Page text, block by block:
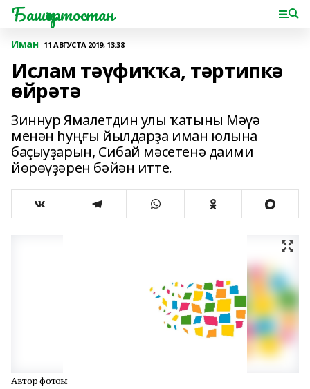
Башҡортостан
Иман 11 АВГУСТА 2019, 13:38
Ислам тәүфиҡҡа, тәртипкә
өйрәтә
Зиннур Ямалетдин улы ҡатыны Мәүә
менән һуңғы йылдарҙа иман юлына
баҫыуҙарын, Сибай мәсетенә даими
йөрөүҙәрен бәйән итте.
Автор фотоһы